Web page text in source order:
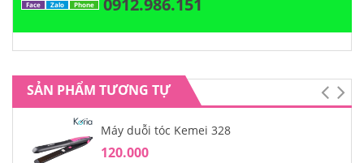
Face Zalo Phone 0912.986.151
SẢN PHẨM TƯƠNG TỰ
Máy duỗi tóc Kemei 328
120.000